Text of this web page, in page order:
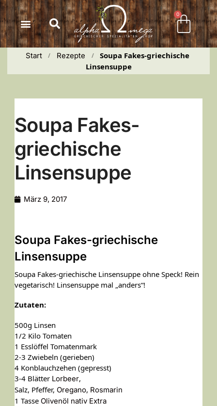
springen
0
Start / Rezepte /
Soupa Fakes-griechische
Linsensuppe
Soupa Fakes-
griechische
Linsensuppe
März 9, 2017
Soupa Fakes-griechische
Linsensuppe
Soupa Fakes-griechische Linsensuppe ohne Speck! Rein
vegetarisch! Linsensuppe mal „anders“!
Zutaten:
500g Linsen
1/2 Kilo Tomaten
1 Esslöffel Tomatenmark
2-3 Zwiebeln (gerieben)
4 Konblauchzehen (gepresst)
3-4 Blätter Lorbeer,
Salz, Pfeffer, Oregano, Rosmarin
1 Tasse Olivenöl nativ Extra